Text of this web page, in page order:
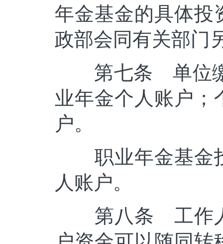
年金基金的具体投
政部会同有关部门
第七条 单位缴
业年金个人账户；
户。
职业年金基金投
人账户。
第八条 工作人